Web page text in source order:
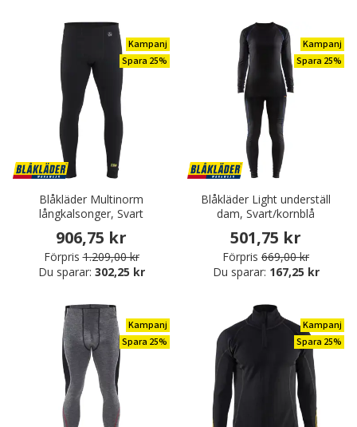
Kampanj
Spara 25%
Blåkläder Multinorm
långkalsonger, Svart
906,75 kr
Förpris 1.209,00 kr
Du sparar: 302,25 kr
Kampanj
Spara 25%
Blåkläder Light underställ
dam, Svart/kornblå
501,75 kr
Förpris 669,00 kr
Du sparar: 167,25 kr
Kampanj
Spara 25%
Kampanj
Spara 25%